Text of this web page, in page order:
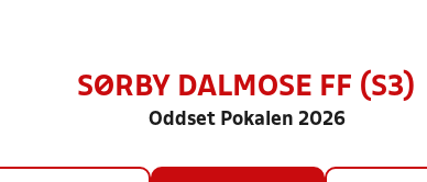
SØRBY DALMOSE FF (S3)
Oddset Pokalen 2026